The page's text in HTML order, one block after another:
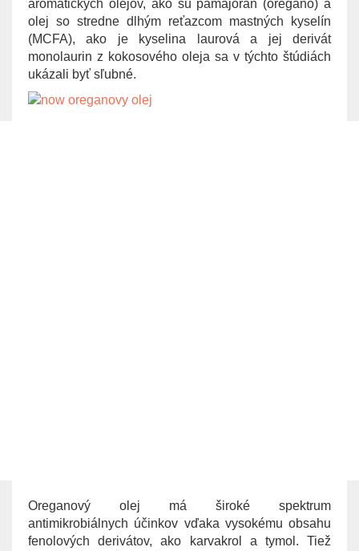
aromatických olejov, ako sú pamajorán (oregano) a
olej so stredne dlhým reťazcom mastných kyselín
(MCFA), ako je kyselina laurová a jej derivát
monolaurin z kokosového oleja sa v týchto štúdiách
ukázali byť sľubné.
Oreganový olej má široké spektrum
antimikrobiálnych účinkov vďaka vysokému obsahu
fenolových derivátov, ako karvakrol a tymol. Tiež